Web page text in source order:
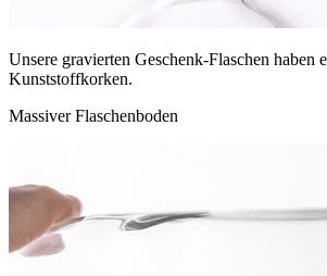
Unsere gravierten Geschenk-Flaschen haben
Kunststoffkorken.
Massiver Flaschenboden